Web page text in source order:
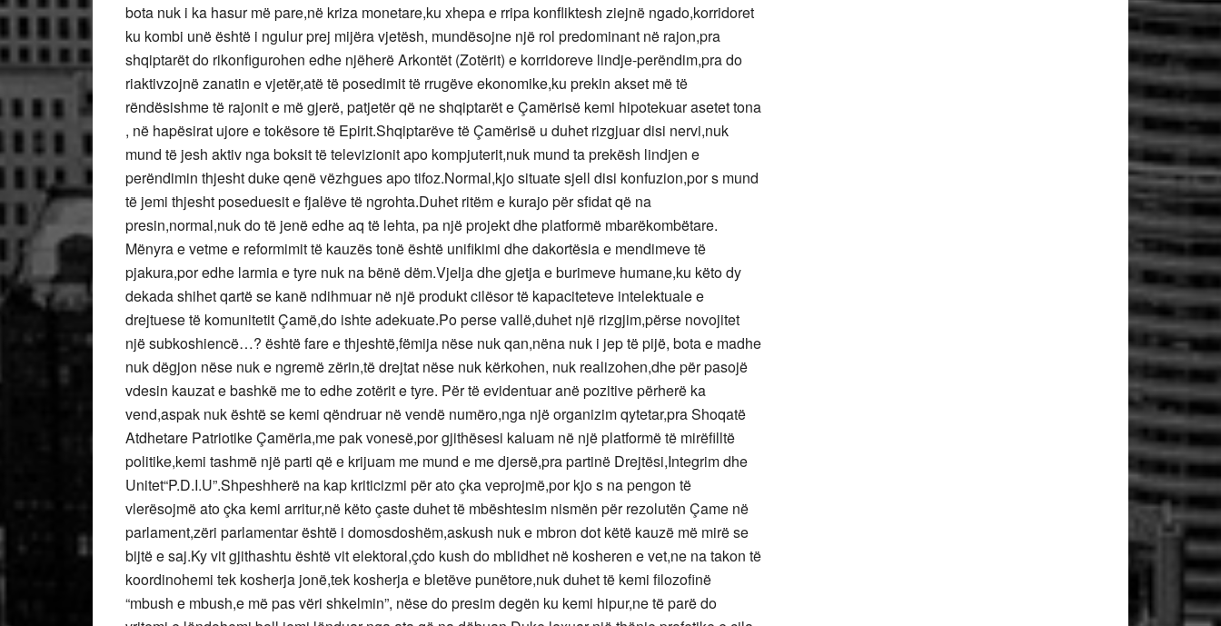
bota nuk i ka hasur më pare,në kriza monetare,ku xhepa e rripa konfliktesh ziejnë ngado,korridoret
ku kombi unë është i ngulur prej mijëra vjetësh, mundësojne një rol predominant në rajon,pra
shqiptarët do rikonfigurohen edhe njëherë Arkontët (Zotërit) e korridoreve lindje-perëndim,pra do
riaktivzojnë zanatin e vjetër,atë të posedimit të rrugëve ekonomike,ku prekin akset më të
rëndësishme të rajonit e më gjerë, patjetër që ne shqiptarët e Çamërisë kemi hipotekuar asetet tona
, në hapësirat ujore e tokësore të Epirit.Shqiptarëve të Çamërisë u duhet rizgjuar disi nervi,nuk
mund të jesh aktiv nga boksit të televizionit apo kompjuterit,nuk mund ta prekësh lindjen e
perëndimin thjesht duke qenë vëzhgues apo tifoz.Normal,kjo situate sjell disi konfuzion,por s mund
të jemi thjesht poseduesit e fjalëve të ngrohta.Duhet ritëm e kurajo për sfidat që na
presin,normal,nuk do të jenë edhe aq të lehta, pa një projekt dhe platformë mbarëkombëtare.
Mënyra e vetme e reformimit të kauzës tonë është unifikimi dhe dakortësia e mendimeve të
pjakura,por edhe larmia e tyre nuk na bënë dëm.Vjelja dhe gjetja e burimeve humane,ku këto dy
dekada shihet qartë se kanë ndihmuar në një produkt cilësor të kapaciteteve intelektuale e
drejtuese të komunitetit Çamë,do ishte adekuate.Po perse vallë,duhet një rizgjim,përse novojitet
një subkoshiencë…? është fare e thjeshtë,fëmija nëse nuk qan,nëna nuk i jep të pijë, bota e madhe
nuk dëgjon nëse nuk e ngremë zërin,të drejtat nëse nuk kërkohen, nuk realizohen,dhe për pasojë
vdesin kauzat e bashkë me to edhe zotërit e tyre. Për të evidentuar anë pozitive përherë ka
vend,aspak nuk është se kemi qëndruar në vendë numëro,nga një organizim qytetar,pra Shoqatë
Atdhetare Patriotike Çamëria,me pak vonesë,por gjithësesi kaluam në një platformë të mirëfilltë
politike,kemi tashmë një parti që e krijuam me mund e me djersë,pra partinë Drejtësi,Integrim dhe
Unitet“P.D.I.U”.Shpeshherë na kap kriticizmi për ato çka veprojmë,por kjo s na pengon të
vlerësojmë ato çka kemi arritur,në këto çaste duhet të mbështesim nismën për rezolutën Çame në
parlament,zëri parlamentar është i domosdoshëm,askush nuk e mbron dot këtë kauzë më mirë se
bijtë e saj.Ky vit gjithashtu është vit elektoral,çdo kush do mblidhet në kosheren e vet,ne na takon të
koordinohemi tek kosherja jonë,tek kosherja e bletëve punëtore,nuk duhet të kemi filozofinë
“mbush e mbush,e më pas vëri shkelmin”, nëse do presim degën ku kemi hipur,ne të parë do